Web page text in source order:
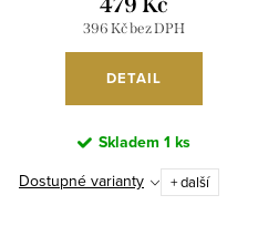
IMC26094/DUR
396 Kč bez DPH
DETAIL
Skladem 1 ks
Dostupné varianty
+ další